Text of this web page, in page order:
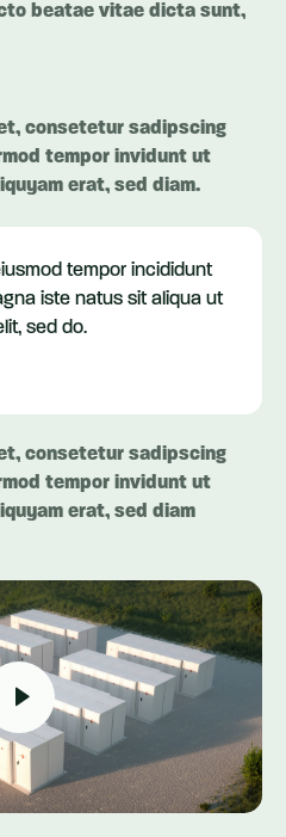
beatae vitae dicta sunt,
consetetur sadipscing
tempor invidunt ut
erat, sed diam.
tempor incididunt
iste natus sit aliqua ut
sed do.
consetetur sadipscing
tempor invidunt ut
erat, sed diam